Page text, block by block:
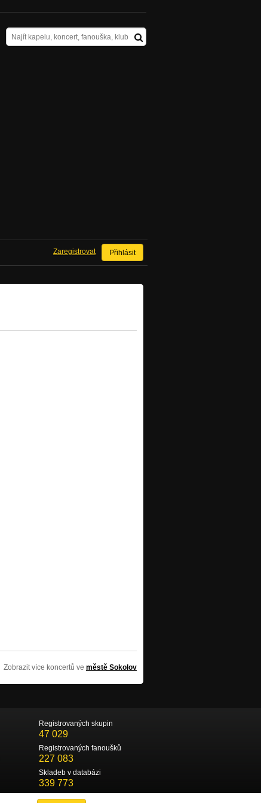
Přihlásit
Zaregistrovat
Zobrazit více koncertů ve městě Sokolov
Registrovaných skupin
47 029
Registrovaných fanoušků
227 083
Skladeb v databázi
339 773